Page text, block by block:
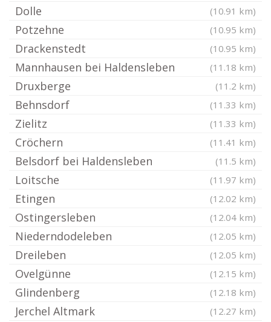
Dolle (10.91 km)
Potzehne (10.95 km)
Drackenstedt (10.95 km)
Mannhausen bei Haldensleben (11.18 km)
Druxberge (11.2 km)
Behnsdorf (11.33 km)
Zielitz (11.33 km)
Cröchern (11.41 km)
Belsdorf bei Haldensleben (11.5 km)
Loitsche (11.97 km)
Etingen (12.02 km)
Ostingersleben (12.04 km)
Niederndodeleben (12.05 km)
Dreileben (12.05 km)
Ovelgünne (12.15 km)
Glindenberg (12.18 km)
Jerchel Altmark (12.27 km)